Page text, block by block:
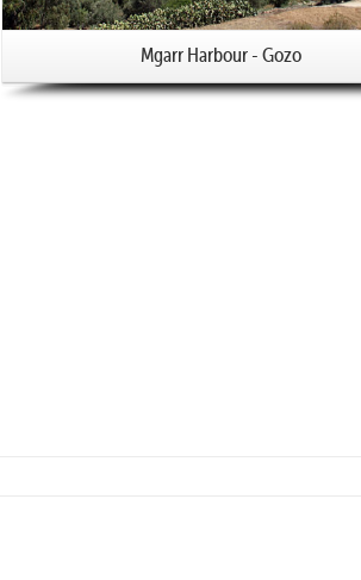
Mgarr Harbour - Gozo